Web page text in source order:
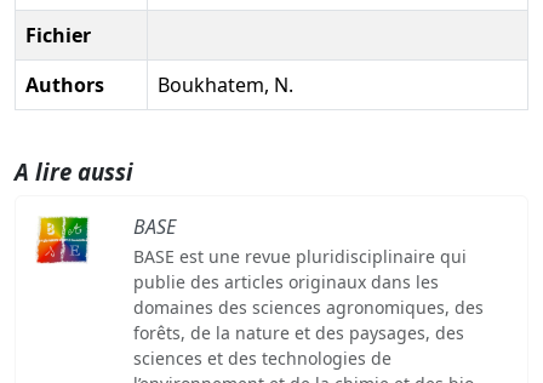
Fichier
Authors
Boukhatem, N.
A lire aussi
BASE
BASE est une revue pluridisciplinaire qui
publie des articles originaux dans les
domaines des sciences agronomiques, des
forêts, de la nature et des paysages, des
sciences et des technologies de